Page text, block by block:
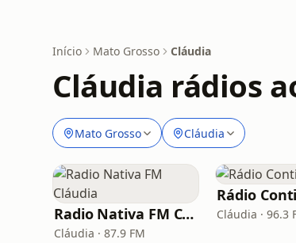
Início Mato Grosso Cláudia
Cláudia rádios
Mato Grosso Cláudia
Radio Nativa FM Cláudia
Cláudia · 87.9 FM
Rádio
Cláudia · 96.3